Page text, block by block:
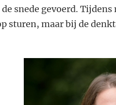
snede gevoerd.
sturen, maar bij de